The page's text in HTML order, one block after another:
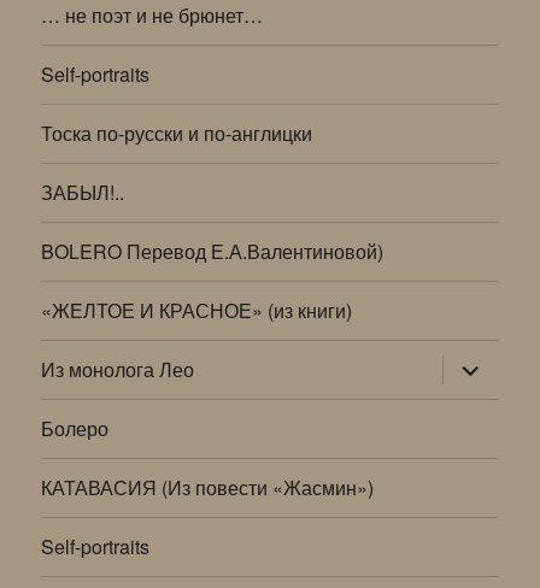
… не поэт и не брюнет…
Self-portraits
Тоска по-русски и по-англицки
ЗАБЫЛ!..
BOLERO Перевод Е.А.Валентиновой)
«ЖЕЛТОЕ И КРАСНОЕ» (из книги)
Из монолога Лео раскрыть
дочернее
меню
Болеро
КАТАВАСИЯ (Из повести «Жасмин»)
Self-portraits